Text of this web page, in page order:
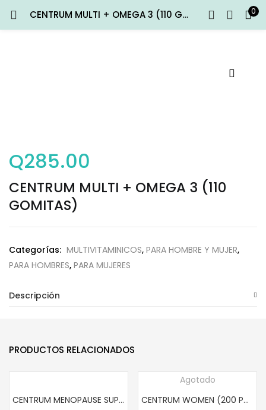
CENTRUM MULTI + OMEGA 3 (110 GOMITAS) 0
CENTRUM MULTI + OMEGA 3 (110
GOMITAS)
Q285.00
Categorías: MULTIVITAMINICOS, PARA HOMBRE Y MUJER,
PARA HOMBRES, PARA MUJERES
Descripción
PRODUCTOS RELACIONADOS
CENTRUM MENOPAUSE SUPPORT (30 PASTILLAS)
Agotado
CENTRUM WOMEN (200 PASTILLAS)
ENTRAR REGISTRARSE
Recuérdame
Entrar